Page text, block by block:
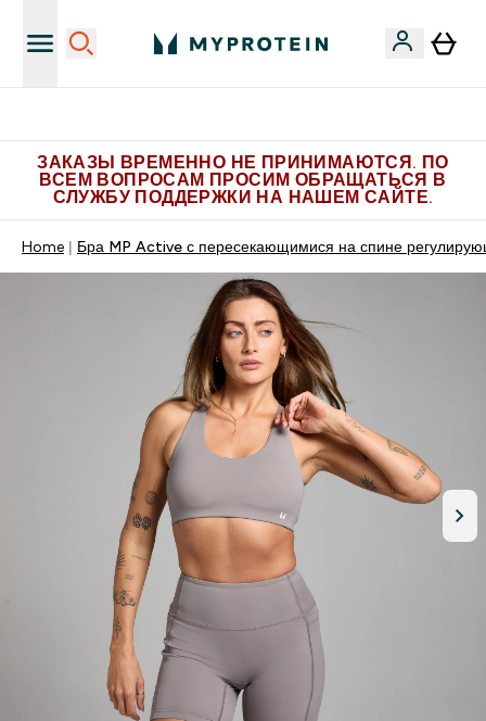
ЗАКАЗЫ ВРЕМЕННО НЕ ПРИНИМАЮТСЯ. ПО
ВСЕМ ВОПРОСАМ ПРОСИМ ОБРАЩАТЬСЯ В
СЛУЖБУ ПОДДЕРЖКИ НА НАШЕМ САЙТЕ.
Home Бра MP Active с пересекающимися на спине